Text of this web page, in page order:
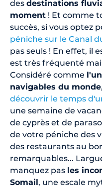
des destinations
moment ! Et comme
succès, si vous optez
péniche sur le Canal
pas seuls ! En effet, il
est très fréquenté
Considéré comme
navigables du monde,
découvrir le temps
une semaine de
de cyprès et de
de votre péniche des
des restaurants au
remarquables...
manquez pas les
Somail, une escale